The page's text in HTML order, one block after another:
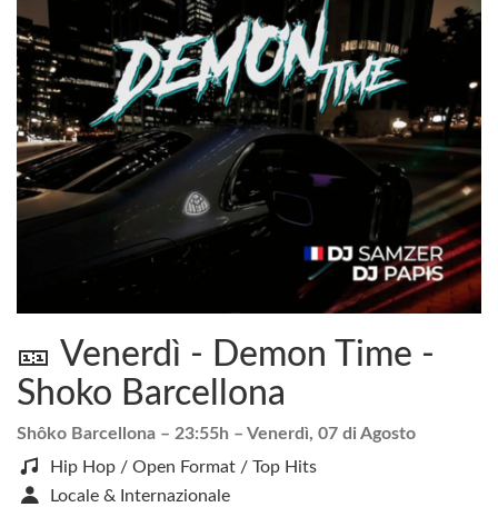
🎫 Venerdì - Demon Time -
Shoko Barcellona
Shôko Barcellona – 23:55h – Venerdì, 07 di Agosto
Hip Hop / Open Format / Top Hits
Locale & Internazionale